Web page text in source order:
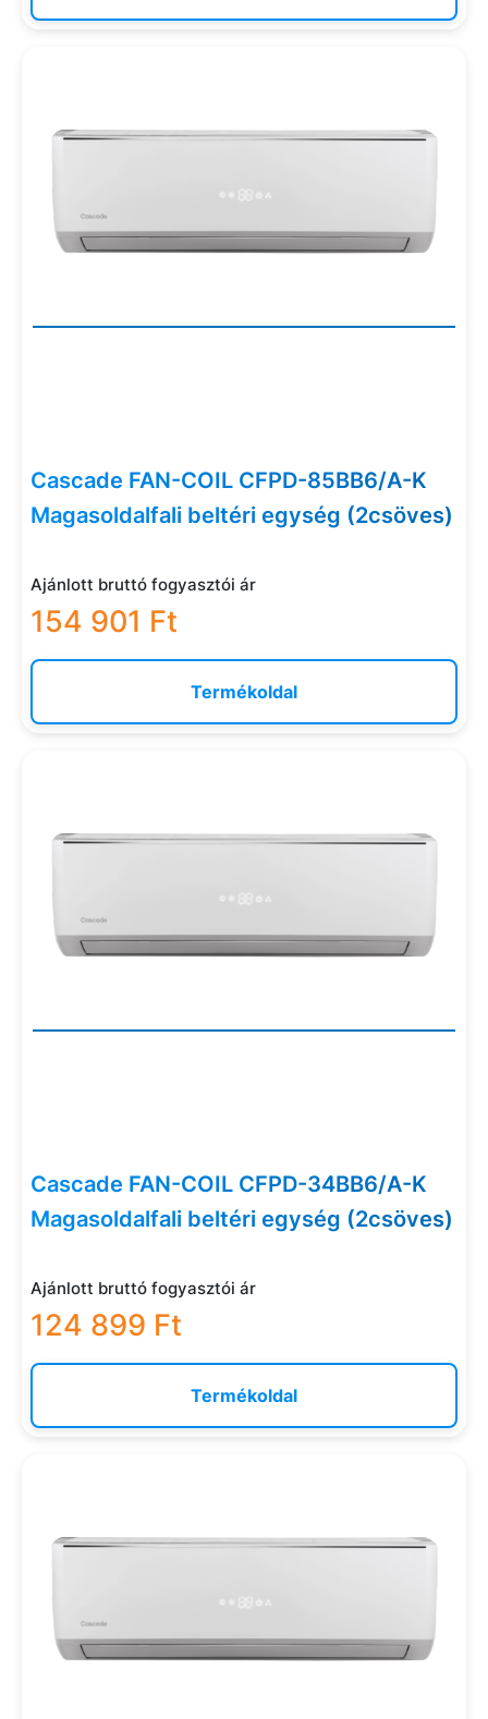
Cascade FAN-COIL CFPD-85BB6/A-K
Magasoldalfali beltéri egység (2csöves)
Ajánlott bruttó fogyasztói ár
154 901 Ft
Termékoldal
Cascade FAN-COIL CFPD-34BB6/A-K
Magasoldalfali beltéri egység (2csöves)
Ajánlott bruttó fogyasztói ár
124 899 Ft
Termékoldal